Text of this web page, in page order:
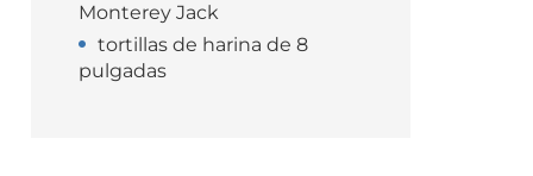
Monterey Jack
tortillas de harina de 8
pulgadas